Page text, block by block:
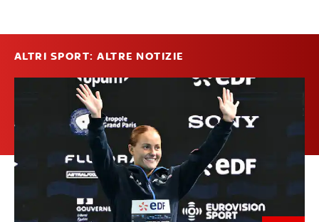
ALTRI SPORT: ALTRE NOTIZIE